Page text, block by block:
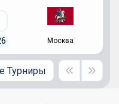
Москва
Турниры